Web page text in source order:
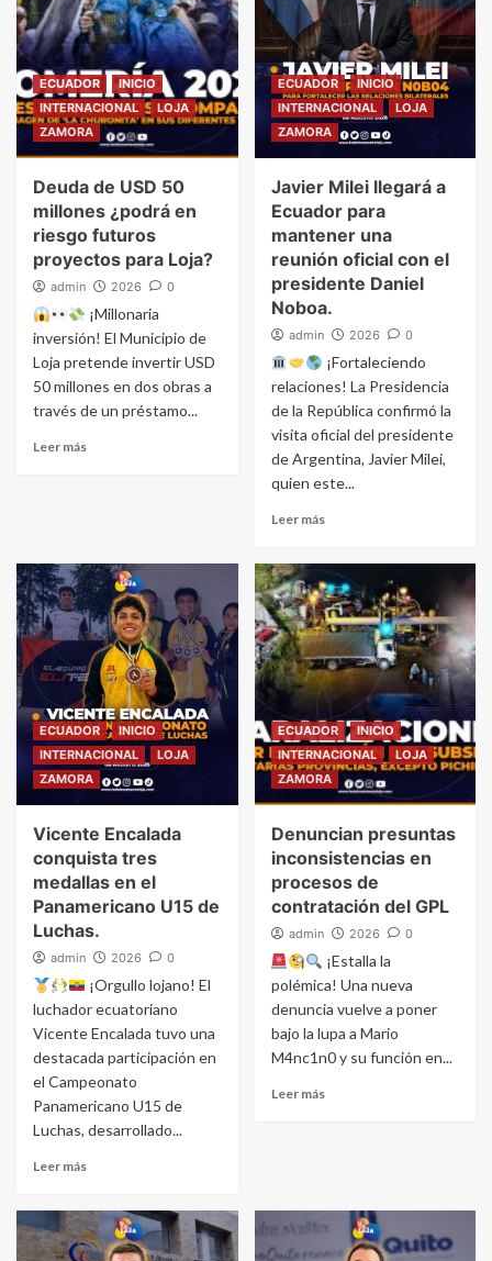
ECUADOR
INICIO
INTERNACIONAL
LOJA
ZAMORA
Deuda de USD 50
millones ¿podrá en
riesgo futuros
proyectos para Loja?
admin 2026 0
¡Millonaria
inversión! El Municipio de
Loja pretende invertir USD
50 millones en dos obras a
través de un préstamo...
Leer más
ECUADOR
INICIO
INTERNACIONAL
LOJA
ZAMORA
Javier Milei llegará a
Ecuador para
mantener una
reunión oficial con el
presidente Daniel
Noboa.
admin 2026 0
¡Fortaleciendo
relaciones! La Presidencia
de la República confirmó la
visita oficial del presidente
de Argentina, Javier Milei,
quien este...
Leer más
ECUADOR
INICIO
INTERNACIONAL
LOJA
ZAMORA
Vicente Encalada
conquista tres
medallas en el
Panamericano U15 de
Luchas.
admin 2026 0
¡Orgullo lojano! El
luchador ecuatoriano
Vicente Encalada tuvo una
destacada participación en
el Campeonato
Panamericano U15 de
Luchas, desarrollado...
Leer más
ECUADOR
INICIO
INTERNACIONAL
LOJA
ZAMORA
Denuncian presuntas
inconsistencias en
procesos de
contratación del GPL
admin 2026 0
¡Estalla la
polémica! Una nueva
denuncia vuelve a poner
bajo la lupa a Mario
M4nc1n0 y su función en...
Leer más